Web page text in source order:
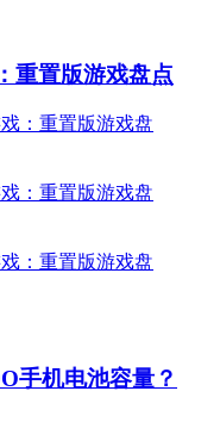
重置版游戏盘点
手机电池容量？